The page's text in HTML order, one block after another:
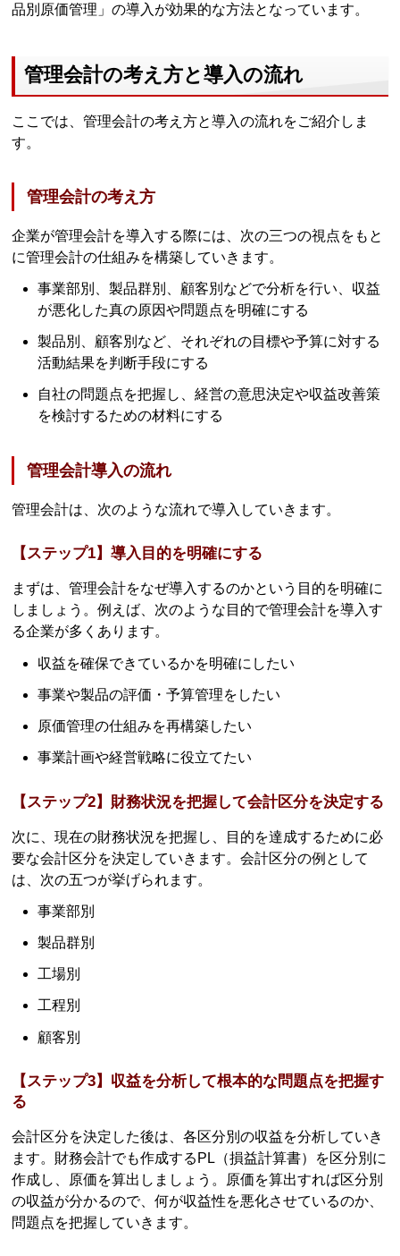
品別原価管理」の導入が効果的な方法となっています。
管理会計の考え方と導入の流れ
ここでは、管理会計の考え方と導入の流れをご紹介しま
す。
管理会計の考え方
企業が管理会計を導入する際には、次の三つの視点をもと
に管理会計の仕組みを構築していきます。
事業部別、製品群別、顧客別などで分析を行い、収益
が悪化した真の原因や問題点を明確にする
製品別、顧客別など、それぞれの目標や予算に対する
活動結果を判断手段にする
自社の問題点を把握し、経営の意思決定や収益改善策
を検討するための材料にする
管理会計導入の流れ
管理会計は、次のような流れで導入していきます。
【ステップ1】導入目的を明確にする
まずは、管理会計をなぜ導入するのかという目的を明確に
しましょう。例えば、次のような目的で管理会計を導入す
る企業が多くあります。
収益を確保できているかを明確にしたい
事業や製品の評価・予算管理をしたい
原価管理の仕組みを再構築したい
事業計画や経営戦略に役立てたい
【ステップ2】財務状況を把握して会計区分を決定する
次に、現在の財務状況を把握し、目的を達成するために必
要な会計区分を決定していきます。会計区分の例として
は、次の五つが挙げられます。
事業部別
製品群別
工場別
工程別
顧客別
【ステップ3】収益を分析して根本的な問題点を把握す
る
会計区分を決定した後は、各区分別の収益を分析していき
ます。財務会計でも作成するPL（損益計算書）を区分別に
作成し、原価を算出しましょう。原価を算出すれば区分別
の収益が分かるので、何が収益性を悪化させているのか、
問題点を把握していきます。